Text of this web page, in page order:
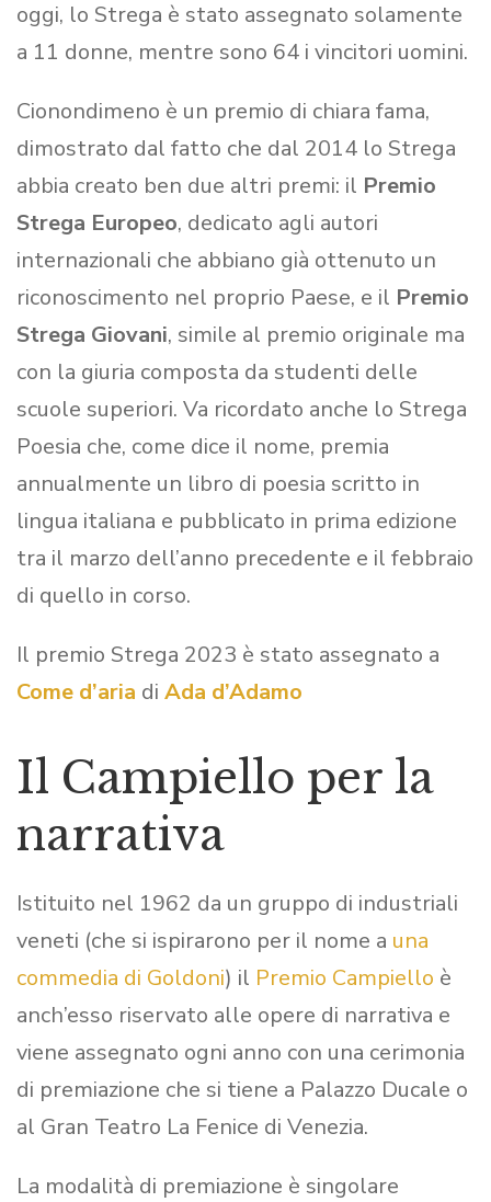
oggi, lo Strega è stato assegnato solamente
a 11 donne, mentre sono 64 i vincitori uomini.
Cionondimeno è un premio di chiara fama,
dimostrato dal fatto che dal 2014 lo Strega
abbia creato ben due altri premi: il Premio
Strega Europeo, dedicato agli autori
internazionali che abbiano già ottenuto un
riconoscimento nel proprio Paese, e il Premio
Strega Giovani, simile al premio originale ma
con la giuria composta da studenti delle
scuole superiori. Va ricordato anche lo Strega
Poesia che, come dice il nome, premia
annualmente un libro di poesia scritto in
lingua italiana e pubblicato in prima edizione
tra il marzo dell’anno precedente e il febbraio
di quello in corso.
Il premio Strega 2023 è stato assegnato a
Come d’aria di Ada d’Adamo
Il Campiello per la
narrativa
Istituito nel 1962 da un gruppo di industriali
veneti (che si ispirarono per il nome a una
commedia di Goldoni) il Premio Campiello è
anch’esso riservato alle opere di narrativa e
viene assegnato ogni anno con una cerimonia
di premiazione che si tiene a Palazzo Ducale o
al Gran Teatro La Fenice di Venezia.
La modalità di premiazione è singolare